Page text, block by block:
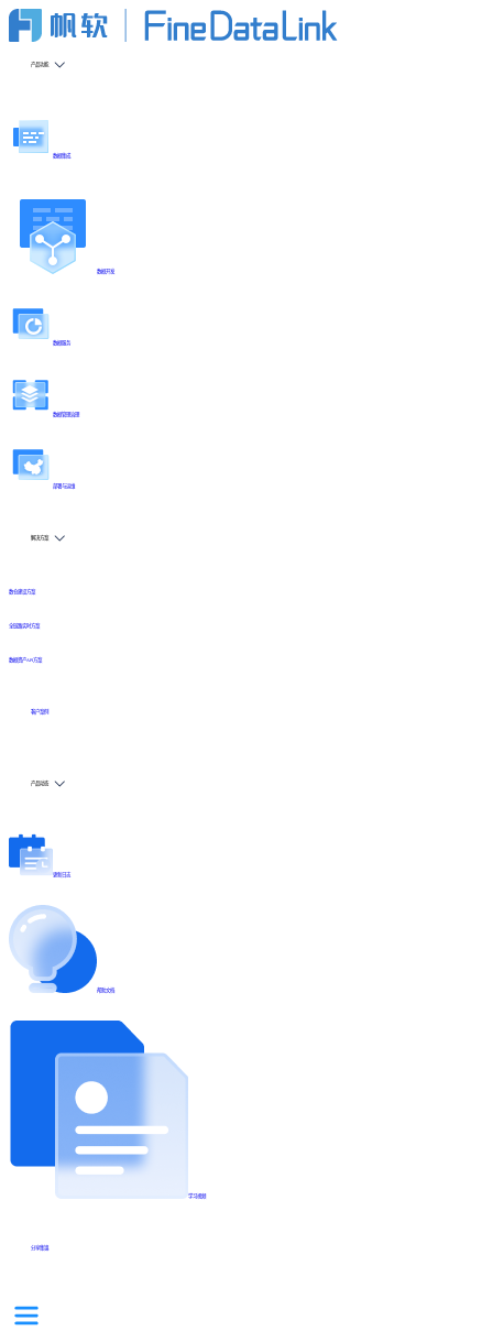
产品功能
数据集成
数据开发
数据服务
数据管理治理
部署与运维
解决方案
数仓建设方案
全链路实时方案
数据资产API方案
客户案例
产品动态
更新日志
帮助文档
学习视频
分享集锦